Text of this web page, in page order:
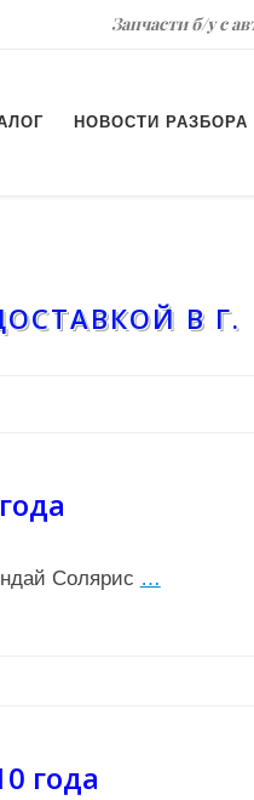
Запчасти б/у с
НОВОСТИ РАЗБОРА
В
Солярис …
года